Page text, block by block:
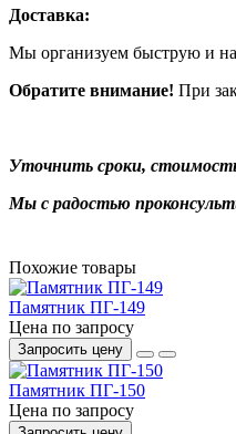
Доставка:
Мы организуем быструю и
Обратите внимание! При
Уточнить сроки,
Мы с радостью
Похожие товары
Памятник ПГ-149
Цена по запросу
Запросить цену
Памятник ПГ-150
Цена по запросу